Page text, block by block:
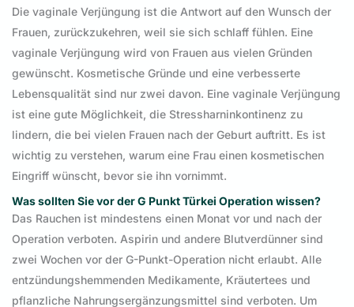
Die vaginale Verjüngung ist die Antwort auf den Wunsch der
Frauen, zurückzukehren, weil sie sich schlaff fühlen. Eine
vaginale Verjüngung wird von Frauen aus vielen Gründen
gewünscht. Kosmetische Gründe und eine verbesserte
Lebensqualität sind nur zwei davon. Eine vaginale Verjüngung
ist eine gute Möglichkeit, die Stressharninkontinenz zu
lindern, die bei vielen Frauen nach der Geburt auftritt. Es ist
wichtig zu verstehen, warum eine Frau einen kosmetischen
Eingriff wünscht, bevor sie ihn vornimmt.
Was sollten Sie vor der G Punkt Türkei Operation wissen?
Das Rauchen ist mindestens einen Monat vor und nach der
Operation verboten. Aspirin und andere Blutverdünner sind
zwei Wochen vor der G-Punkt-Operation nicht erlaubt. Alle
entzündungshemmenden Medikamente, Kräutertees und
pflanzliche Nahrungsergänzungsmittel sind verboten. Um